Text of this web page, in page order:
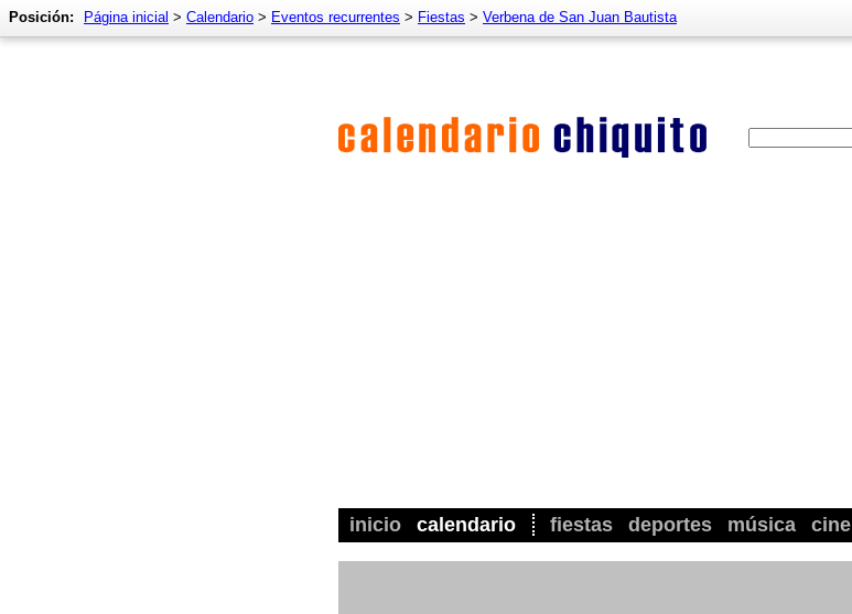
inicio calendario fiestas deportes música cine
Posición: Página inicial > Calendario > Eventos recurrentes > Fiestas > Verbena de San Juan Bautista